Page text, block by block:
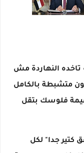
النهاردة مش
متشبطة بالكامل
قيمة فلوسك بتقل
كتير جدا" لكل